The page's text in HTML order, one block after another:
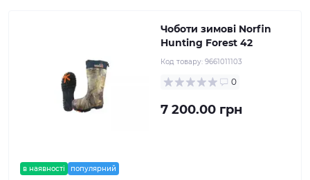
в наявності популярний
Чоботи зимові Norfin
Hunting Forest 42
Код товару: 9661011103
0
7 200.00 грн